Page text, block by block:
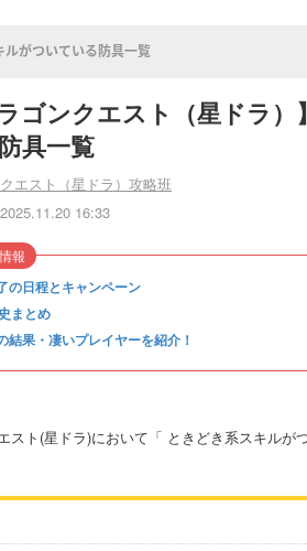
ルがついている防具一覧
ラゴンクエスト（星ドラ
具一覧
エスト（星ドラ）攻略班
16:33
の日程とキャンペーン
まとめ
結果・凄いプレイヤーを紹介！
報
スト(星ドラ)において「 ときどき系スキルが